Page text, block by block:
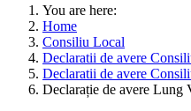
You are here:
Home
Consiliu Local
Declaratii de avere
Declaratii de avere
Declarație de avere Lung